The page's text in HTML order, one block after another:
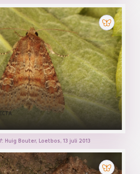
Huig Bouter, Loetbos, 13 juli 2013